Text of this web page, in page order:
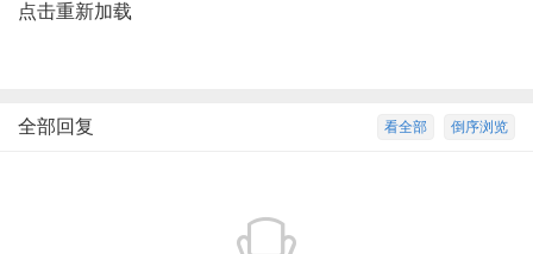
点击重新加载
倒序浏览
看全部
全部回复